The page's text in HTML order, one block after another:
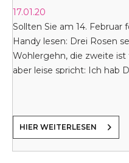
17.01.20
Sollten Sie am 14.
Handy lesen: Drei Rosen
Wohlergehn, die zweite
aber leise spricht: Ich hab
HIER WEITERLESEN